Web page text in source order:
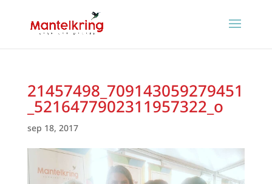
21457498_709143059279451
_5216477902311957322_o
sep 18, 2017